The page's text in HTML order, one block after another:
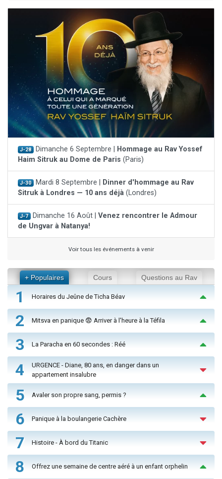
J-28 Dimanche 6 Septembre |
Hommage au Rav Yossef
Haim Sitruk au Dome de Paris (Paris)
J-30 Mardi 8 Septembre |
Dinner d'hommage au Rav
Sitruk à Londres — 10 ans déjà (Londres)
J-7 Dimanche 16 Août | Venez rencontrer le Admour
de Ungvar à Natanya!
Voir tous les événements à venir
+ Populaires Cours Questions au Rav
1 Horaires du Jeûne de Ticha Béav
2 Mitsva en panique 😨 Arriver à l'heure à la Téfila
3 La Paracha en 60 secondes : Réé
4
URGENCE - Diane, 80 ans, en danger dans un
appartement insalubre
5 Avaler son propre sang, permis ?
6 Panique à la boulangerie Cachère
7 Histoire - À bord du Titanic
8 Offrez une semaine de centre aéré à un enfant orphelin